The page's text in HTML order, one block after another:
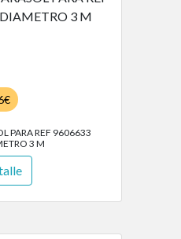
PARA REF 9606633
3 M